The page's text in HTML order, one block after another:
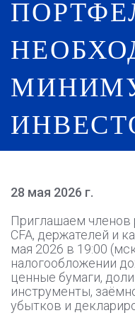
28 мая 2026 г.
Приглашаем членов
CFA, держателей и
мая 2026 в 19:00
налогообложении
ценные бумаги,
инструменты,
убытков и